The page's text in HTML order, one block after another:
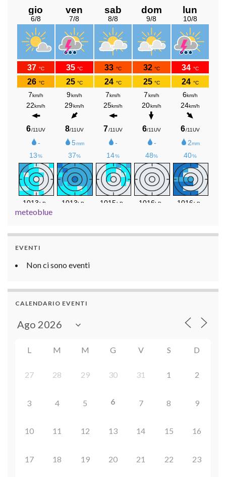
meteoblue
EVENTI
Non ci sono eventi
CALENDARIO EVENTI
L M M G V S D
27 28 29 30 31 1 2
3 4 5 6 7 8 9
10 11 12 13 14 15 16
17 18 19 20 21 22 23